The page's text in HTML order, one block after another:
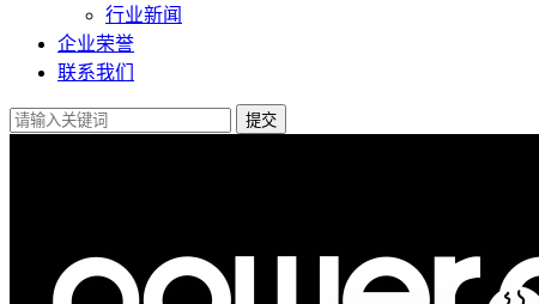
行业新闻
企业荣誉
联系我们
提交